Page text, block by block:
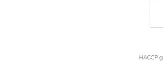
HACCP